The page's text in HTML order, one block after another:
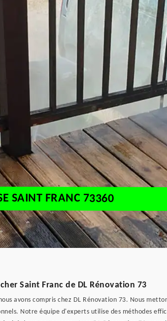
SAINT FRANC 73360
Saint Franc de DL Rénovation 73
avons compris chez DL Rénovation 73. Nous
Notre équipe d'experts utilise des méthodes